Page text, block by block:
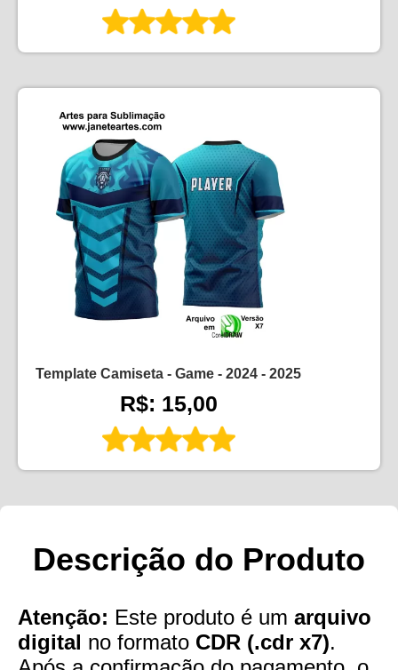
Template Camiseta - Game - 2024 - 2025
R$: 15,00
Descrição do Produto
Atenção: Este produto é um arquivo
digital no formato CDR (.cdr x7).